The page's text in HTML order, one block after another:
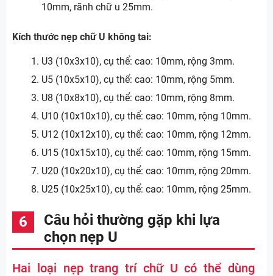
10mm, rãnh chữ u 25mm.
Kích thước nẹp chữ U không tai:
U3 (10x3x10), cụ thể: cao: 10mm, rộng 3mm.
U5 (10x5x10), cụ thể: cao: 10mm, rộng 5mm.
U8 (10x8x10), cụ thể: cao: 10mm, rộng 8mm.
U10 (10x10x10), cụ thể: cao: 10mm, rộng 10mm.
U12 (10x12x10), cụ thể: cao: 10mm, rộng 12mm.
U15 (10x15x10), cụ thể: cao: 10mm, rộng 15mm.
U20 (10x20x10), cụ thể: cao: 10mm, rộng 20mm.
U25 (10x25x10), cụ thể: cao: 10mm, rộng 25mm.
Câu hỏi thường gặp khi lựa
chọn nẹp U
Hai loại nẹp trang trí chữ U có thể dùng